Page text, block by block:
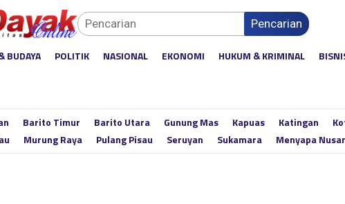
Pencarian
BUDAYA POLITIK NASIONAL EKONOMI HUKUM & KRIMINAL
Barito Timur Barito Utara Gunung Mas Kapuas Katingan
Murung Raya Pulang Pisau Seruyan Sukamara Menyapa